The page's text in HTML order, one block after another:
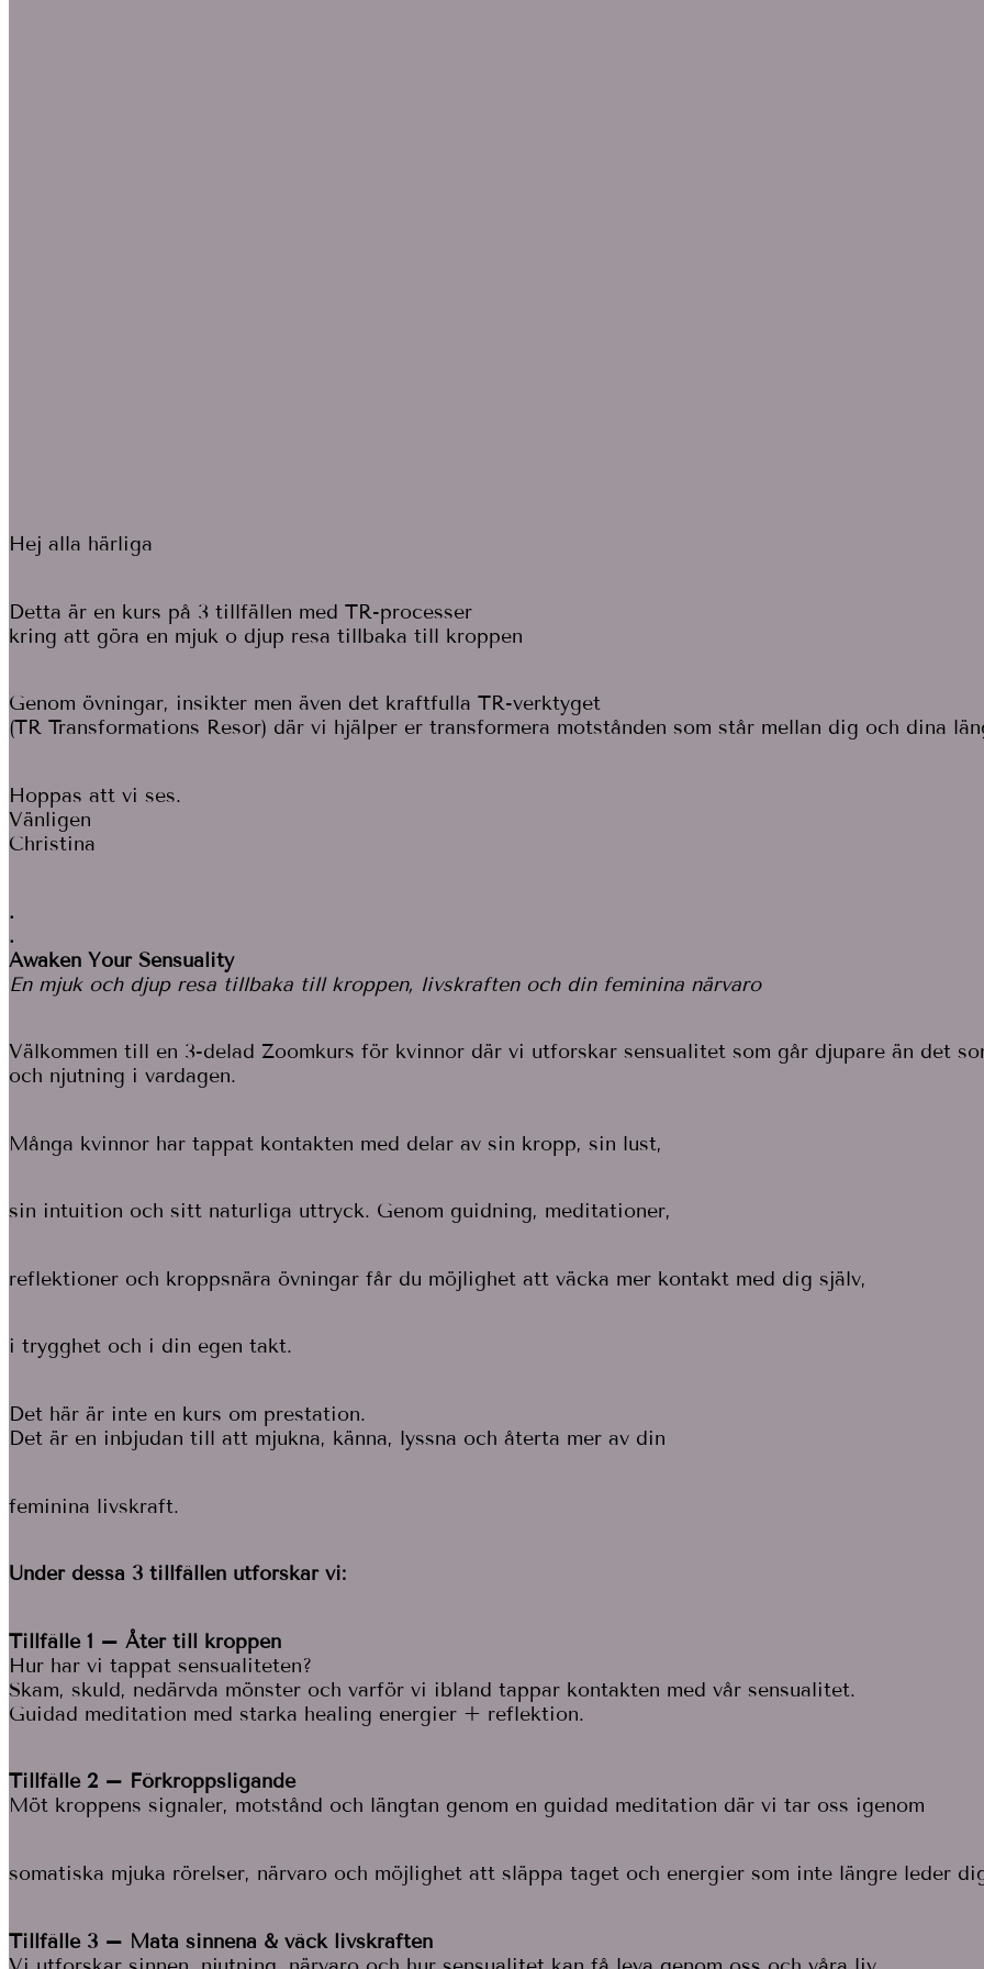
Hej alla härliga
Detta är en kurs på 3 tillfällen med TR-processer
kring att göra en mjuk o djup resa tillbaka till kroppen
Genom övningar, insikter men även det kraftfulla TR-verktyget
(TR Transformations Resor) där vi hjälper er transformera motstånden som står mellan dig och dina
Hoppas att vi ses.
Vänligen
Christina
.
.
Awaken Your Sensuality
En mjuk och djup resa tillbaka till kroppen, livskraften och din feminina närvaro
Välkommen till en 3-delad Zoomkurs för kvinnor där vi utforskar sensualitet som går djupare än det
och njutning i vardagen.
Många kvinnor har tappat kontakten med delar av sin kropp, sin lust,
sin intuition och sitt naturliga uttryck. Genom guidning, meditationer,
reflektioner och kroppsnära övningar får du möjlighet att väcka mer kontakt med dig själv,
i trygghet och i din egen takt.
Det här är inte en kurs om prestation.
Det är en inbjudan till att mjukna, känna, lyssna och återta mer av din
feminina livskraft.
Under dessa 3 tillfällen utforskar vi:
Tillfälle 1 – Åter till kroppen
Hur har vi tappat sensualiteten?
Skam, skuld, nedärvda mönster och varför vi ibland tappar kontakten med vår sensualitet.
Guidad meditation med starka healing energier + reflektion.
Tillfälle 2 – Förkroppsligande
Möt kroppens signaler, motstånd och längtan genom en guidad meditation där vi tar oss igenom
somatiska mjuka rörelser, närvaro och möjlighet att släppa taget och energier som inte längre leder
Tillfälle 3 – Mata sinnena & väck livskraften